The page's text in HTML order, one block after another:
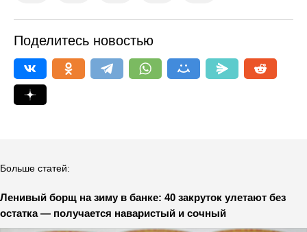
Поделитесь новостью
Больше статей:
Ленивый борщ на зиму в банке: 40 закруток улетают без
остатка — получается наваристый и сочный